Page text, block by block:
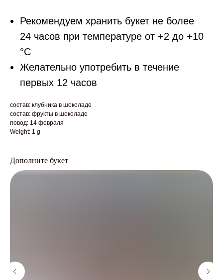
Рекомендуем хранить букет не более
24 часов при температуре от +2 до +10
°С
Желательно употребить в течение
первых 12 часов
состав: клубника в шоколаде
состав: фрукты в шоколаде
повод: 14 февраля
Weight: 1 g
Дополните букет